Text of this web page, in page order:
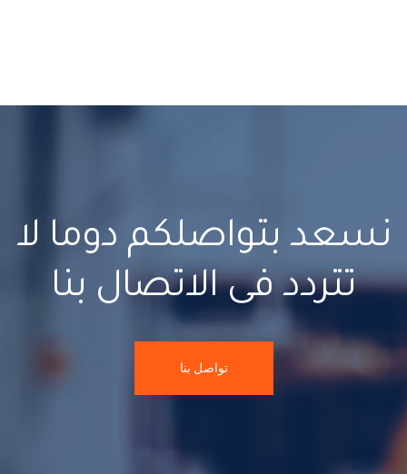
نسعد بتواصلكم دوما لا
تتردد فى الاتصال بنا
تواصل بنا